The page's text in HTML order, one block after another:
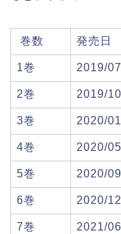
巻数 発売日
1巻 2019/
2巻 2019/
3巻 2020/
4巻 2020/
5巻 2020/
6巻 2020/
7巻 2021/